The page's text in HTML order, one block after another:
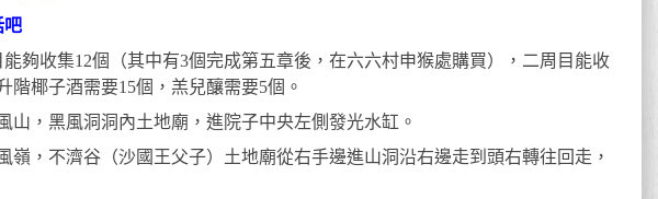
吧
能夠收集12個（其中有3個完成第五章後，在六六村申猴處購買），二周目能收
階椰子酒需要15個，羔兒釀需要5個。
山，黑風洞洞內土地廟，進院子中央左側發光水缸。
嶺，不濟谷（沙國王父子）土地廟從右手邊進山洞沿右邊走到頭右轉往回走，